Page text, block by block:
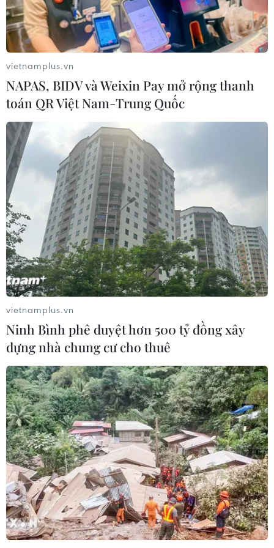
Xuất khẩu gạo Thái Lan giảm gần
19% trong nửa đầu năm 2026
05/08/2026 11:36
Trung Quốc sẽ đáp trả các biện pháp
hạn chế của Mỹ
05/08/2026 11:01
Phê duyệt Điều chỉnh Quy hoạch
chung Khu kinh tế Vũng Áng đến
năm 2050
05/08/2026 10:07
Nghị quyết 10-NQ/TW: FDI tiếp tục
là điểm sáng trong bức tranh kinh tế
Việt Nam
dẫn dắt kinh tế Trung Quốc
05/08/2026 07:44
Dòng vốn FDI vào Quảng Ninh
chuyển dịch tích cực về chất lượng
05/08/2026 07:40
Xem thêm
vietnamplus.vn
NAPAS, BIDV và Weixin Pay mở rộng thanh
toán QR Việt Nam-Trung Quốc
vietnamplus.vn
Ninh Bình phê duyệt hơn 500 tỷ đồng xây
dựng nhà chung cư cho thuê